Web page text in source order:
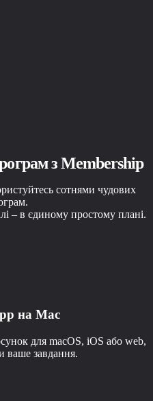
з Membership
сотнями чудових
– в єдиному простому плані.
на Mac
для macOS, iOS або web,
ваше завдання.